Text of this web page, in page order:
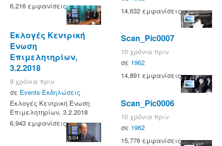
6,216 εμφανίσεις
3:06
Εκλογές Κεντρική
Ένωση
Επιμελητηρίων,
3.2.2018
9 χρόνια πριν
σε Events-Εκδηλώσεις
Εκλογές Κεντρική Ένωση
Επιμελητηρίων, 3.2.2018
6,943 εμφανίσεις
5:04
14,632 εμφανίσεις
Scan_Pic0007
10 χρόνια πριν
σε 1962
14,891 εμφανίσεις
Scan_Pic0006
10 χρόνια πριν
σε 1962
15,776 εμφανίσεις